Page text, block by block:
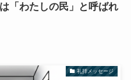
「わたしの民」と呼ばれ
礼拝メッセージ